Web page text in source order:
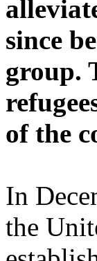
since
group.
of the
In
the